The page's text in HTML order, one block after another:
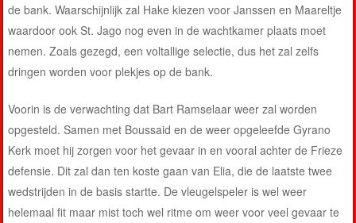
de bank. Waarschijnlijk zal Hake kiezen voor Janssen en Maareltje
waardoor ook St. Jago nog even in de wachtkamer plaats moet
nemen. Zoals gezegd, een voltallige selectie, dus het zal zelfs
dringen worden voor plekjes op de bank.
Voorin is de verwachting dat Bart Ramselaar weer zal worden
opgesteld. Samen met Boussaid en de weer opgeleefde Gyrano
Kerk moet hij zorgen voor het gevaar in en vooral achter de Frieze
defensie. Dit zal dan ten koste gaan van Elia, die de laatste twee
wedstrijden in de basis startte. De vleugelspeler is wel weer
helemaal fit maar mist toch wel ritme om weer voor veel gevaar te